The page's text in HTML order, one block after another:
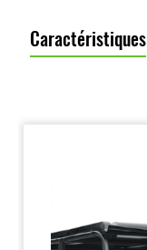
Caractéristiques